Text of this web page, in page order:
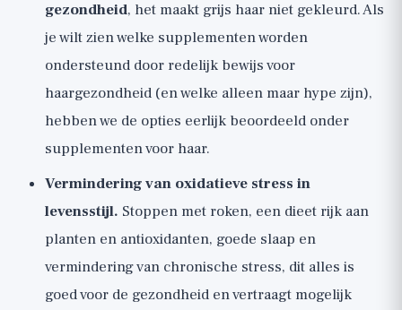
gezondheid, het maakt grijs haar niet gekleurd. Als
je wilt zien welke supplementen worden
ondersteund door redelijk bewijs voor
haargezondheid (en welke alleen maar hype zijn),
hebben we de opties eerlijk beoordeeld onder
supplementen voor haar.
Vermindering van oxidatieve stress in
levensstijl. Stoppen met roken, een dieet rijk aan
planten en antioxidanten, goede slaap en
vermindering van chronische stress, dit alles is
goed voor de gezondheid en vertraagt mogelijk